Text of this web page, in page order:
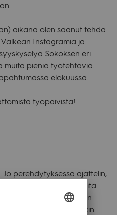
aikana olen saa­nut tehdä
Ins­ta­gra­mia ja
Sokok­sen eri
muita pie­niä työ­teh­tä­viä.
elo­kuussa.
työ­päi­vistä!
pereh­dy­tyk­sessä ajat­te­lin,
teke­mään pal­jon töitä
varas­tolla, teke­mään
videoita ja tie­ten­kin